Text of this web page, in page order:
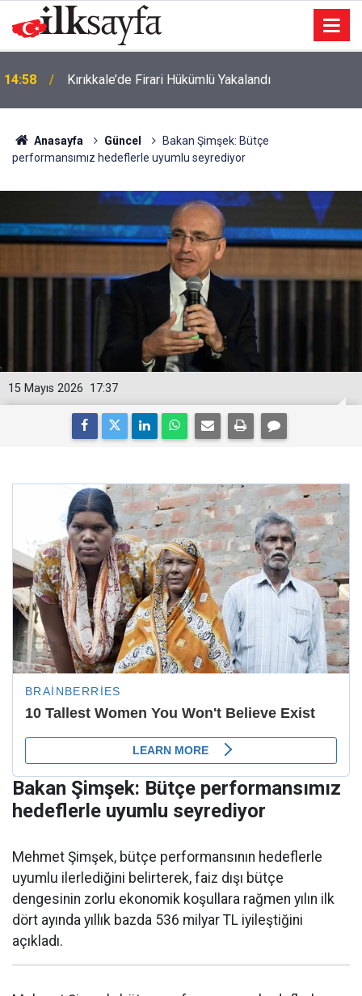
14:58 Kırıkkale’de Firari Hükümlü Yakalandı
Anasayfa Güncel
Bakan Şimşek: Bütçe
performansımız hedeflerle uyumlu seyrediyor
17:37
15 Mayıs 2026
Bakan Şimşek: Bütçe performansımız
hedeflerle uyumlu seyrediyor
Mehmet Şimşek, bütçe performansının hedeflerle
uyumlu ilerlediğini belirterek, faiz dışı bütçe
dengesinin zorlu ekonomik koşullara rağmen yılın ilk
dört ayında yıllık bazda 536 milyar TL iyileştiğini
açıkladı.